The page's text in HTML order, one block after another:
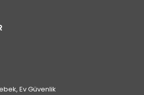
Ev Güvenlik